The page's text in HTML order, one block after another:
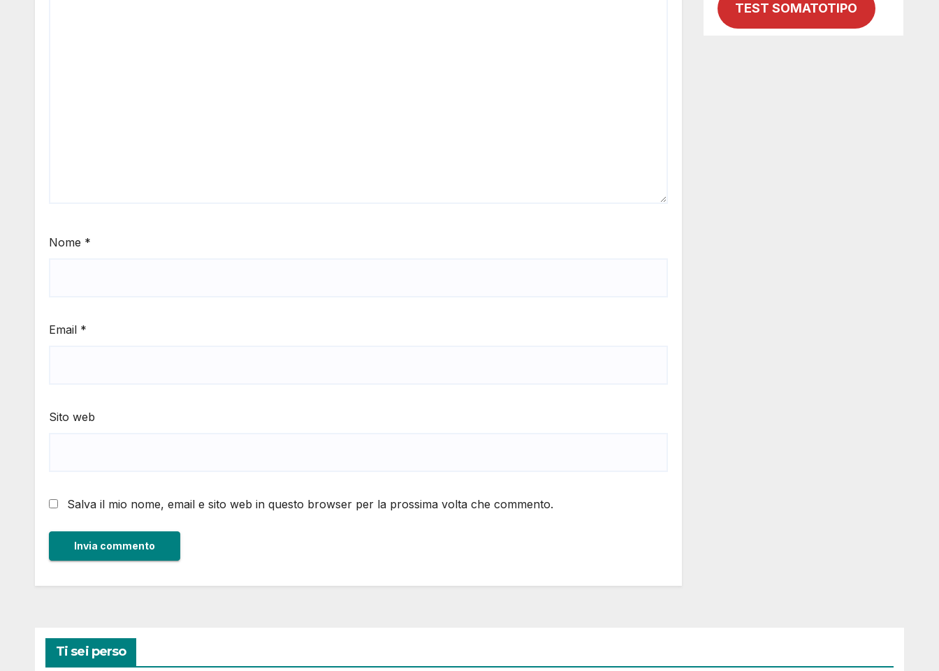
Nome *
Email *
Sito web
Salva il mio nome, email e sito web in questo browser per la prossima volta che commento.
TEST SOMATOTIPO
Ti sei perso